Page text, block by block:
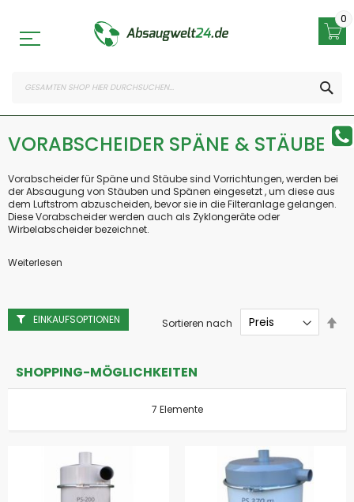
0
VORABSCHEIDER SPÄNE & STÄUBE
Vorabscheider für Späne und Stäube sind Vorrichtungen, werden bei
der Absaugung von Stäuben und Spänen eingesetzt , um diese aus
dem Luftstrom abzuscheiden, bevor sie in die Filteranlage gelangen.
Diese Vorabscheider werden auch als Zyklongeräte oder
Wirbelabscheider bezeichnet.
Weiterlesen
7 Elemente
Sortieren nach
EINKAUFSOPTIONEN
SHOPPING-MÖGLICHKEITEN